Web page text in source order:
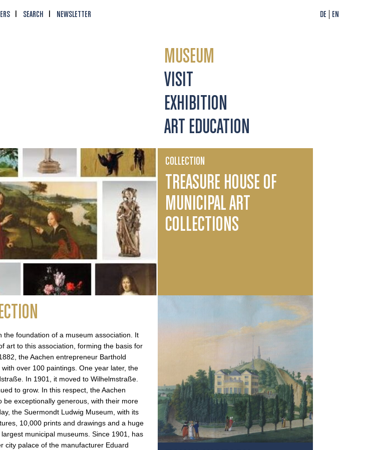
SEARCH NEWSLETTER DE EN
MUSEUM
VISIT
EXHIBITION
ART EDUCATION
COLLECTION
TREASURE HOUSE OF
MUNICIPAL ART
COLLECTIONS
foundation of a museum association. It
art to this association, forming the basis for
the Aachen entrepreneur Barthold
over 100 paintings. One year later, the
In 1901, it moved to Wilhelmstraße.
to grow. In this respect, the Aachen
exceptionally generous, with their more
the Suermondt Ludwig Museum, with its
10,000 prints and drawings and a huge
municipal museums. Since 1901, has
city palace of the manufacturer Eduard